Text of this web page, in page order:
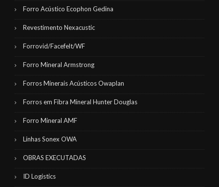
Forro Acústico Ecophon Gedina
Revestimento Nexacustic
Forrovid/Facefelt/WF
Forro Mineral Armstrong
Forros Minerais Acústicos Owaplan
Forros em Fibra Mineral Hunter Douglas
Forro Mineral AMF
Linhas Sonex OWA
OBRAS EXECUTADAS
ID Logistics